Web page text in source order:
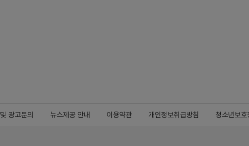
광고문의 뉴스제공 안내 이용약관 개인정보취급방침 청소년보호